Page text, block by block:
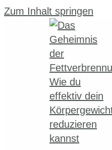
Zum Inhalt springen